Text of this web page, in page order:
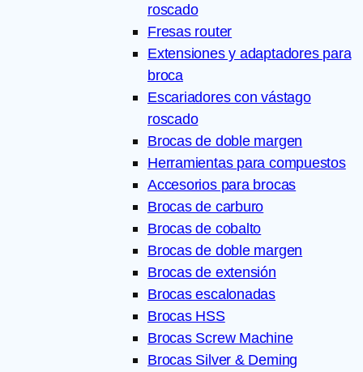
roscado
Fresas router
Extensiones y adaptadores para
broca
Escariadores con vástago
roscado
Brocas de doble margen
Herramientas para compuestos
Accesorios para brocas
Brocas de carburo
Brocas de cobalto
Brocas de doble margen
Brocas de extensión
Brocas escalonadas
Brocas HSS
Brocas Screw Machine
Brocas Silver & Deming